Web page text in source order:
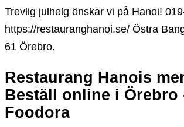
Trevlig julhelg önskar vi på Hanoi!
https://restauranghanoi.se/ Östra
61 Örebro.
Restaurang Hanois
Beställ online i Örebro
Foodora